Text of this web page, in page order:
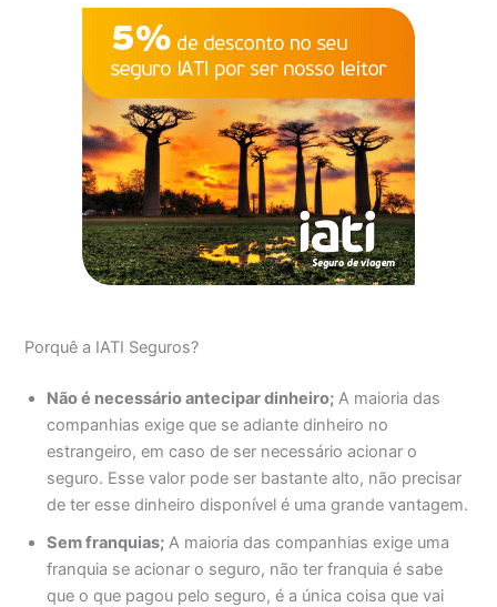
Porquê a IATI Seguros?
Não é necessário antecipar dinheiro; A maioria das
companhias exige que se adiante dinheiro no
estrangeiro, em caso de ser necessário acionar o
seguro. Esse valor pode ser bastante alto, não precisar
de ter esse dinheiro disponível é uma grande vantagem.
Sem franquias; A maioria das companhias exige uma
franquia se acionar o seguro, não ter franquia é sabe
que o que pagou pelo seguro, é a única coisa que vai